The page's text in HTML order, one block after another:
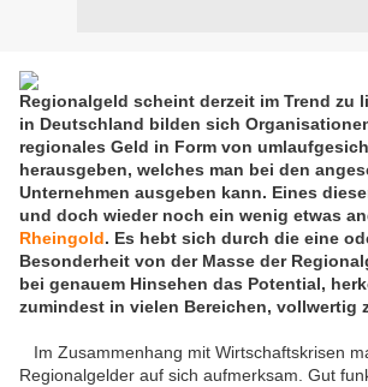
Regionalgeld scheint derzeit im Trend zu
in Deutschland bilden sich
regionales Geld in Form von
herausgeben, welches man bei den
Unternehmen ausgeben kann. Eines
und doch wieder noch ein wenig etwas
Rheingold. Es hebt sich durch die eine
Besonderheit von der Masse der
bei genauem Hinsehen das Potential,
zumindest in vielen Bereichen, vollwertig
Im Zusammenhang mit Wirtschaftskrisen
Regionalgelder auf sich aufmerksam. Gut